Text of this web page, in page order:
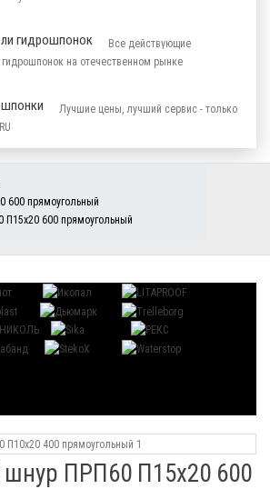
гидрошпонок
Все действующие
на отечественном рынке
Лучшие цены, лучший сервис - только
600 прямоугольный
П15х20 600 прямоугольный
шнур ПРП60 П15х20 600